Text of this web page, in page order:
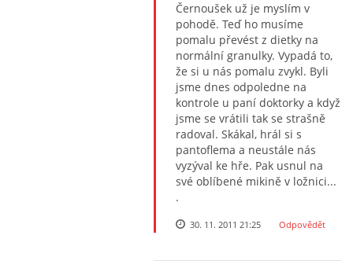
Černoušek už je myslím v
pohodě. Teď ho musíme
pomalu převést z dietky na
normální granulky. Vypadá to,
že si u nás pomalu zvykl. Byli
jsme dnes odpoledne na
kontrole u paní doktorky a když
jsme se vrátili tak se strašně
radoval. Skákal, hrál si s
pantoflema a neustále nás
vyzýval ke hře. Pak usnul na
své oblíbené mikině v ložnici...
.
30. 11. 2011 21:25 Odpovědět